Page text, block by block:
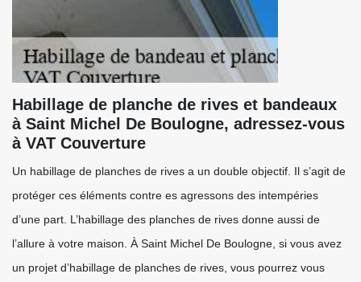
Habillage de planche de rives et bandeaux
à Saint Michel De Boulogne, adressez-vous
à VAT Couverture
Un habillage de planches de rives a un double objectif. Il s’agit de
protéger ces éléments contre es agressons des intempéries
d’une part. L’habillage des planches de rives donne aussi de
l’allure à votre maison. À Saint Michel De Boulogne, si vous avez
un projet d’habillage de planches de rives, vous pourrez vous